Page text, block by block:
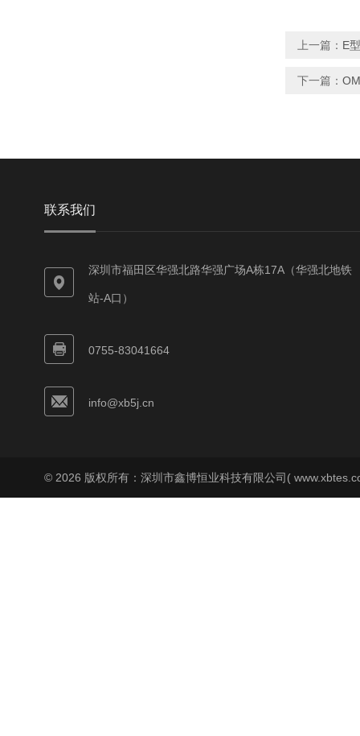
上一篇： E
下一篇：
联系我们
深圳市福田区华强北路华强广场A栋17A（华强北地铁
站-A口）
0755-83041664
info@xb5j.cn
© 2026 版权所有：深圳市鑫博恒业科技有限公司(